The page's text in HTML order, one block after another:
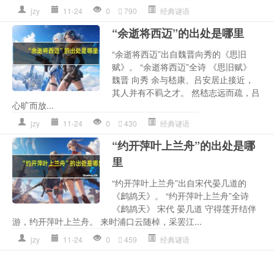
jzy 11-24 0 790 经典谜语
“余逝将西迈”的出处是哪里
“余逝将西迈”出自魏晋向秀的《思旧
赋》。 “余逝将西迈”全诗 《思旧赋》
魏晋 向秀 余与嵇康、吕安居止接近，
其人并有不羁之才。 然嵇志远而疏，吕
心旷而放...
jzy 11-24 0 430 经典谜语
“约开萍叶上兰舟”的出处是哪
里
“约开萍叶上兰舟”出自宋代晏几道的
《鹧鸪天》。 “约开萍叶上兰舟”全诗
《鹧鸪天》 宋代 晏几道 守得莲开结伴
游，约开萍叶上兰舟。 来时浦口云随棹，采罢江...
jzy 11-24 0 459 经典谜语